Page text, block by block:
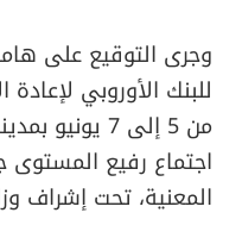
وجرى التوقيع على
للبنك الأوروبي لإعادة
من 5 إلى 7
اجتماع رفيع
المعنية، تحت إشراف